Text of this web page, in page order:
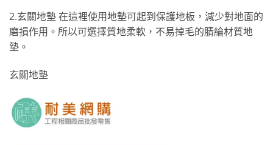
2.玄關地墊 在這裡使用地墊可起到保護地板，減少對地面的
磨損作用。所以可選擇質地柔軟，不易掉毛的腈綸材質地
墊。
玄關地墊